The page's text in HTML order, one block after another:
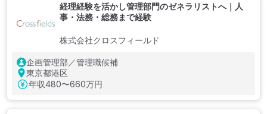
経理経験を活かし管理部門のゼネラリストへ｜人
事・法務・総務まで経験
株式会社クロスフィールド
企画管理部／管理職候補
東京都港区
年収480〜660万円